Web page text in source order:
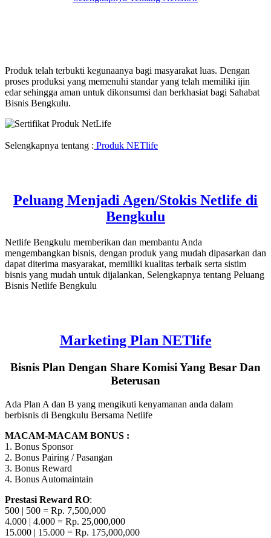
Produk telah terbukti kegunaanya bagi masyarakat luas. Dengan
proses produksi yang memenuhi standar yang telah memiliki ijin
edar sehingga aman untuk dikonsumsi dan berkhasiat bagi Sahabat
Bisnis Bengkulu.
Selengkapnya tentang : Produk NETlife
Peluang Menjadi Agen/Stokis Netlife di
Bengkulu
Netlife Bengkulu memberikan dan membantu Anda
mengembangkan bisnis, dengan produk yang mudah dipasarkan dan
dapat diterima masyarakat, memiliki kualitas terbaik serta sistim
bisnis yang mudah untuk dijalankan, Selengkapnya tentang Peluang
Bisnis Netlife Bengkulu
Marketing Plan NETlife
Bisnis Plan Dengan Share Komisi Yang Besar Dan
Beterusan
Ada Plan A dan B yang mengikuti kenyamanan anda dalam
berbisnis di Bengkulu Bersama Netlife
MACAM-MACAM BONUS :
1. Bonus Sponsor
2. Bonus Pairing / Pasangan
3. Bonus Reward
4. Bonus Automaintain
Prestasi Reward RO:
500 | 500 = Rp. 7,500,000
4.000 | 4.000 = Rp. 25,000,000
15.000 | 15.000 = Rp. 175,000,000